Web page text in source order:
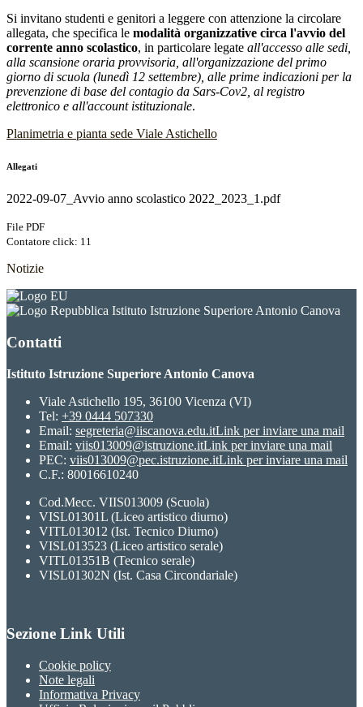
Si invitano studenti e genitori a leggere con attenzione la circolare
allegata, che specifica le modalità organizzative circa l'avvio del
corrente anno scolastico, in particolare legate all'accesso alle sedi,
alla scansione oraria provvisoria, all'organizzazione del primo
giorno di scuola (lunedì 12 settembre), alle prime indicazioni per la
prevenzione di base del contagio da Sars-Cov2, al registro
elettronico e all'account istituzionale.
Planimetria e pianta sede Viale Astichello
Allegati
2022-09-07_Avvio anno scolastico 2022_2023_1.pdf
File PDF
Contatore click: 11
Notizie
Istituto Istruzione Superiore Antonio Canova
Contatti
Istituto Istruzione Superiore Antonio Canova
Viale Astichello 195, 36100 Vicenza (VI)
Tel: +39 0444 507330
Email: segreteria@iiscanova.edu.itLink per inviare una mail
Email: viis013009@istruzione.itLink per inviare una mail
PEC: viis013009@pec.istruzione.itLink per inviare una mail
C.F.: 80016610240
Cod.Mecc. VIIS013009 (Scuola)
VISL01301L (Liceo artistico diurno)
VITL013012 (Ist. Tecnico Diurno)
VISL013523 (Liceo artistico serale)
VITL01351B (Tecnico serale)
VISL01302N (Ist. Casa Circondariale)
Sezione Link Utili
Cookie policy
Note legali
Informativa Privacy